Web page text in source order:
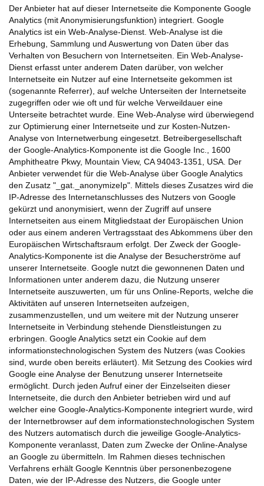
Der Anbieter hat auf dieser Internetseite die Komponente Google
Analytics (mit Anonymisierungsfunktion) integriert. Google
Analytics ist ein Web-Analyse-Dienst. Web-Analyse ist die
Erhebung, Sammlung und Auswertung von Daten über das
Verhalten von Besuchern von Internetseiten. Ein Web-Analyse-
Dienst erfasst unter anderem Daten darüber, von welcher
Internetseite ein Nutzer auf eine Internetseite gekommen ist
(sogenannte Referrer), auf welche Unterseiten der Internetseite
zugegriffen oder wie oft und für welche Verweildauer eine
Unterseite betrachtet wurde. Eine Web-Analyse wird überwiegend
zur Optimierung einer Internetseite und zur Kosten-Nutzen-
Analyse von Internetwerbung eingesetzt. Betreibergesellschaft
der Google-Analytics-Komponente ist die Google Inc., 1600
Amphitheatre Pkwy, Mountain View, CA 94043-1351, USA. Der
Anbieter verwendet für die Web-Analyse über Google Analytics
den Zusatz "_gat._anonymizeIp". Mittels dieses Zusatzes wird die
IP-Adresse des Internetanschlusses des Nutzers von Google
gekürzt und anonymisiert, wenn der Zugriff auf unsere
Internetseiten aus einem Mitgliedstaat der Europäischen Union
oder aus einem anderen Vertragsstaat des Abkommens über den
Europäischen Wirtschaftsraum erfolgt. Der Zweck der Google-
Analytics-Komponente ist die Analyse der Besucherströme auf
unserer Internetseite. Google nutzt die gewonnenen Daten und
Informationen unter anderem dazu, die Nutzung unserer
Internetseite auszuwerten, um für uns Online-Reports, welche die
Aktivitäten auf unseren Internetseiten aufzeigen,
zusammenzustellen, und um weitere mit der Nutzung unserer
Internetseite in Verbindung stehende Dienstleistungen zu
erbringen. Google Analytics setzt ein Cookie auf dem
informationstechnologischen System des Nutzers (was Cookies
sind, wurde oben bereits erläutert). Mit Setzung des Cookies wird
Google eine Analyse der Benutzung unserer Internetseite
ermöglicht. Durch jeden Aufruf einer der Einzelseiten dieser
Internetseite, die durch den Anbieter betrieben wird und auf
welcher eine Google-Analytics-Komponente integriert wurde, wird
der Internetbrowser auf dem informationstechnologischen System
des Nutzers automatisch durch die jeweilige Google-Analytics-
Komponente veranlasst, Daten zum Zwecke der Online-Analyse
an Google zu übermitteln. Im Rahmen dieses technischen
Verfahrens erhält Google Kenntnis über personenbezogene
Daten, wie der IP-Adresse des Nutzers, die Google unter